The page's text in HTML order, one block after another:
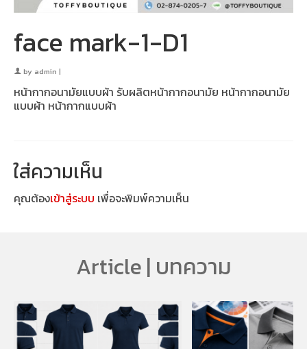
face mark-1-D1
by admin |
หน้ากากอนามัยแบบผ้า รับผลิตหน้ากากอนามัย หน้ากากอนามัย
แบบผ้า หน้ากากแบบผ้า
ใส่ความเห็น
คุณต้องเข้าสู่ระบบ เพื่อจะพิมพ์ความเห็น
Article | บทความ